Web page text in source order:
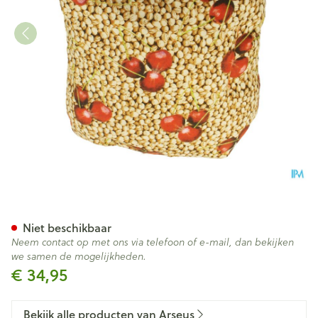
€ 34,95
Niet beschikbaar
Neem contact op met ons via telefoon of e-mail, dan bekijken
we samen de mogelijkheden.
Bekijk alle producten van Arseus